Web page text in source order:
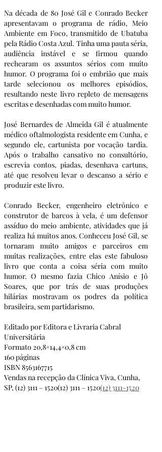
Na década de 80 José Gil e Conrado Becker
apresentavam o programa de rádio, Meio
Ambiente em Foco, transmitido de Ubatuba
pela Rádio Costa Azul. Tinha uma pauta séria,
audiência instável e se firmou quando
rechearam os assuntos sérios com muito
humor. O programa foi o embrião que mais
tarde selecionou os melhores episódios,
resultando neste livro repleto de mensagens
escritas e desenhadas com muito humor.
José Bernardes de Almeida Gil é atualmente
médico oftalmologista residente em Cunha, e
segundo ele, cartunista por vocação tardia.
Após o trabalho cansativo no consultório,
escrevia contos, piadas, desenhava cartuns,
até que resolveu levar o descanso a sério e
produzir este livro.
Conrado Becker, engenheiro eletrônico e
construtor de barcos à vela, é um defensor
assíduo do meio ambiente, atividades que já
realiza há muitos anos. Conheceu José Gil, se
tornaram muito amigos e parceiros em
muitas realizações, entre elas este fabuloso
livro que conta a coisa séria com muito
humor. O mesmo fazia Chico Anísio e Jô
Soares, que por trás de suas produções
hilárias mostravam os podres da política
brasileira, sem partidarismo.
Editado por Editora e Livraria Cabral
Universitária
Formato 20,8×14,4×0,8 cm
160 páginas
ISBN 8563167715
Vendas na recepção da Clínica Viva, Cunha,
SP, (12) 3111 – 1520(12) 3111 – 1520(12) 3111-1520